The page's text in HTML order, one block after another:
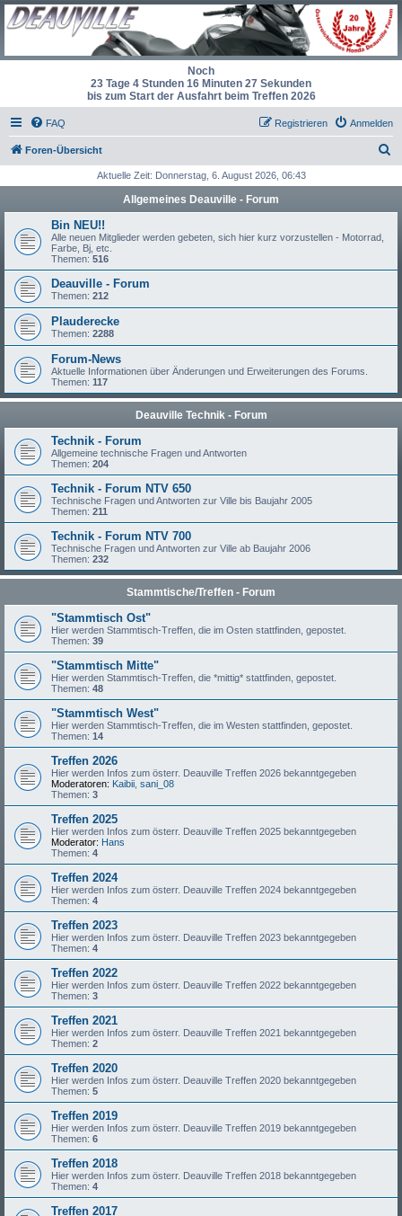
Noch
23 Tage 4 Stunden 16 Minuten 27 Sekunden
bis zum Start der Ausfahrt beim Treffen 2026
FAQ Anmelden
Registrieren
Foren-Übersicht
h
Aktuelle Zeit: Donnerstag, 6. August 2026, 06:43
Allgemeines Deauville - Forum
Bin NEU!!
Alle neuen Mitglieder werden gebeten, sich hier kurz vorzustellen - Motorrad,
Farbe, Bj, etc.
Themen: 516
Deauville - Forum
Themen: 212
Plauderecke
Themen: 2288
Forum-News
Aktuelle Informationen über Änderungen und Erweiterungen des Forums.
Themen: 117
Deauville Technik - Forum
Technik - Forum
Allgemeine technische Fragen und Antworten
Themen: 204
Technik - Forum NTV 650
Technische Fragen und Antworten zur Ville bis Baujahr 2005
Themen: 211
Technik - Forum NTV 700
Technische Fragen und Antworten zur Ville ab Baujahr 2006
Themen: 232
Stammtische/Treffen - Forum
"Stammtisch Ost"
Hier werden Stammtisch-Treffen, die im Osten stattfinden, gepostet.
Themen: 39
"Stammtisch Mitte"
Hier werden Stammtisch-Treffen, die *mittig* stattfinden, gepostet.
Themen: 48
"Stammtisch West"
Hier werden Stammtisch-Treffen, die im Westen stattfinden, gepostet.
Themen: 14
Treffen 2026
Hier werden Infos zum österr. Deauville Treffen 2026 bekanntgegeben
Moderatoren: Kaibii sani_08
Themen: 3
Treffen 2025
Hier werden Infos zum österr. Deauville Treffen 2025 bekanntgegeben
Moderator: Hans
Themen: 4
Treffen 2024
Hier werden Infos zum österr. Deauville Treffen 2024 bekanntgegeben
Themen: 4
Treffen 2023
Hier werden Infos zum österr. Deauville Treffen 2023 bekanntgegeben
Themen: 4
Treffen 2022
Hier werden Infos zum österr. Deauville Treffen 2022 bekanntgegeben
Themen: 3
Treffen 2021
Hier werden Infos zum österr. Deauville Treffen 2021 bekanntgegeben
Themen: 2
Treffen 2020
Hier werden Infos zum österr. Deauville Treffen 2020 bekanntgegeben
Themen: 5
Treffen 2019
Hier werden Infos zum österr. Deauville Treffen 2019 bekanntgegeben
Themen: 6
Treffen 2018
Hier werden Infos zum österr. Deauville Treffen 2018 bekanntgegeben
Themen: 4
Treffen 2017